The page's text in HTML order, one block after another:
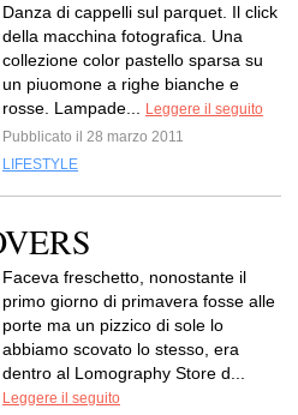
Danza di cappelli sul parquet. Il click
della macchina fotografica. Una
collezione color pastello sparsa su
un piuomone a righe bianche e
rosse. Lampade...
Leggere il seguito
Pubblicato il 28 marzo 2011
LIFESTYLE
Faceva freschetto, nonostante il
primo giorno di primavera fosse alle
porte ma un pizzico di sole lo
abbiamo scovato lo stesso, era
dentro al Lomography Store d...
Leggere il seguito